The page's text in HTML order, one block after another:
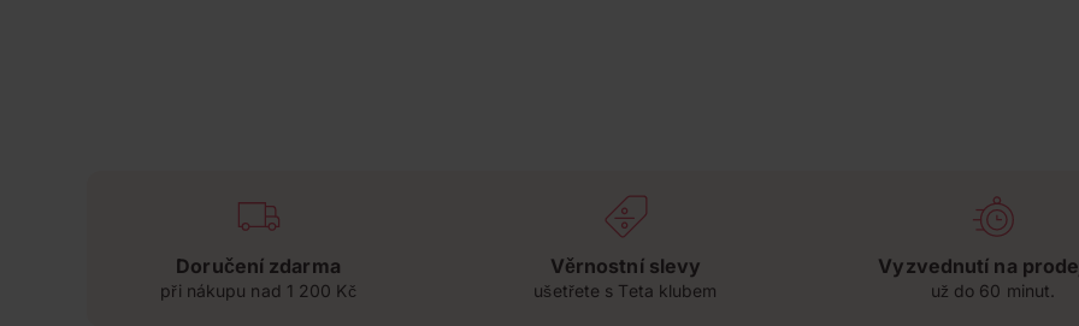
Doručení zdarma
při nákupu nad 1 200 Kč
Věrnostní slevy
ušetřete s Teta klubem
Vyzvednutí na
už do 60 minut.